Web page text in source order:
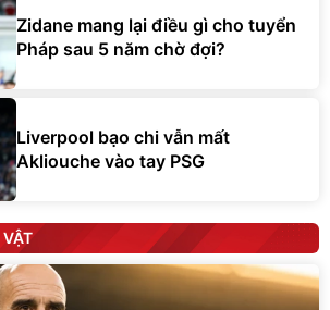
Zidane mang lại điều gì cho tuyển
Pháp sau 5 năm chờ đợi?
Liverpool bạo chi vẫn mất
Akliouche vào tay PSG
VẬT